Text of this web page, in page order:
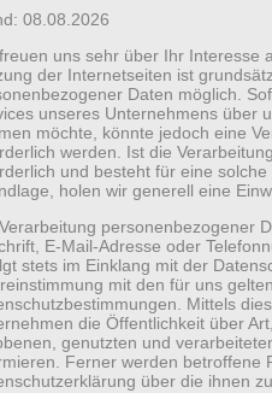
08.08.2026
uns sehr über Ihr Interesse
der Internetseiten ist
Daten möglich.
unseres Unternehmens über
möchte, könnte jedoch eine
werden. Ist die
und besteht für eine
holen wir generell eine
personenbezogener
E-Mail-Adresse oder
stets im Einklang mit der
mit den für uns
Mittels
die Öffentlichkeit über
genutzten und
Ferner werden betroffene
über die ihnen